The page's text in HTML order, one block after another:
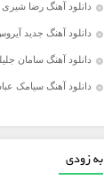
دانلود آهنگ رضا
دانلود آهنگ جدید
دانلود آهنگ سامان
دانلود آهنگ سیامک
به زودی